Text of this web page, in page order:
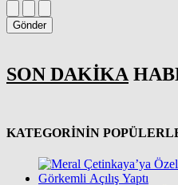
Gönder
SON DAKİKA
KATEGORİNİN